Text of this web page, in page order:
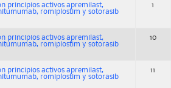
principios activos apremilast,
romiplostim y sotorasib
1
principios activos apremilast,
romiplostim y sotorasib
10
principios activos apremilast,
romiplostim y sotorasib
11